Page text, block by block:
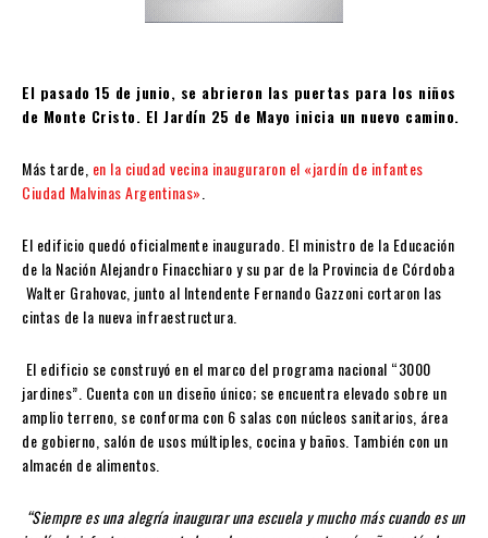
El pasado 15 de junio, se abrieron las puertas para los niños
de Monte Cristo. El Jardín 25 de Mayo inicia un nuevo camino.
Más tarde, en la ciudad vecina inauguraron el «jardín de infantes
Ciudad Malvinas Argentinas».
El edificio quedó oficialmente inaugurado. El ministro de la Educación
de la Nación Alejandro Finacchiaro y su par de la Provincia de Córdoba
Walter Grahovac, junto al Intendente Fernando Gazzoni cortaron las
cintas de la nueva infraestructura.
El edificio se construyó en el marco del programa nacional “3000
jardines”. Cuenta con un diseño único; se encuentra elevado sobre un
amplio terreno, se conforma con 6 salas con núcleos sanitarios, área
de gobierno, salón de usos múltiples, cocina y baños. También con un
almacén de alimentos.
“Siempre es una alegría inaugurar una escuela y mucho más cuando es un